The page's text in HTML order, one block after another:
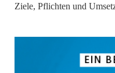
Ziele, Pflichten und